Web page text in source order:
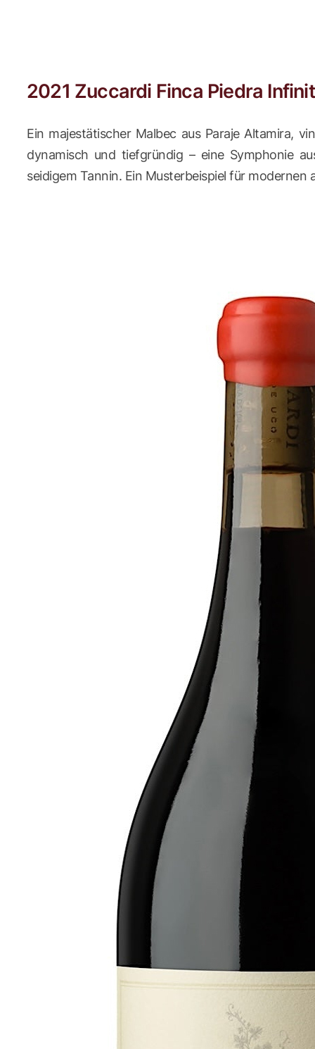
2021 Zuccardi Finca Piedra
Ein majestätischer Malbec aus Paraje Altamira,
dynamisch und tiefgründig – eine Symphonie
seidigem Tannin. Ein Musterbeispiel für modernen